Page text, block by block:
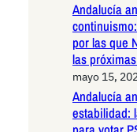
Andalucía
por las que
las
mayo 15,
Andalucía
estabilidad: